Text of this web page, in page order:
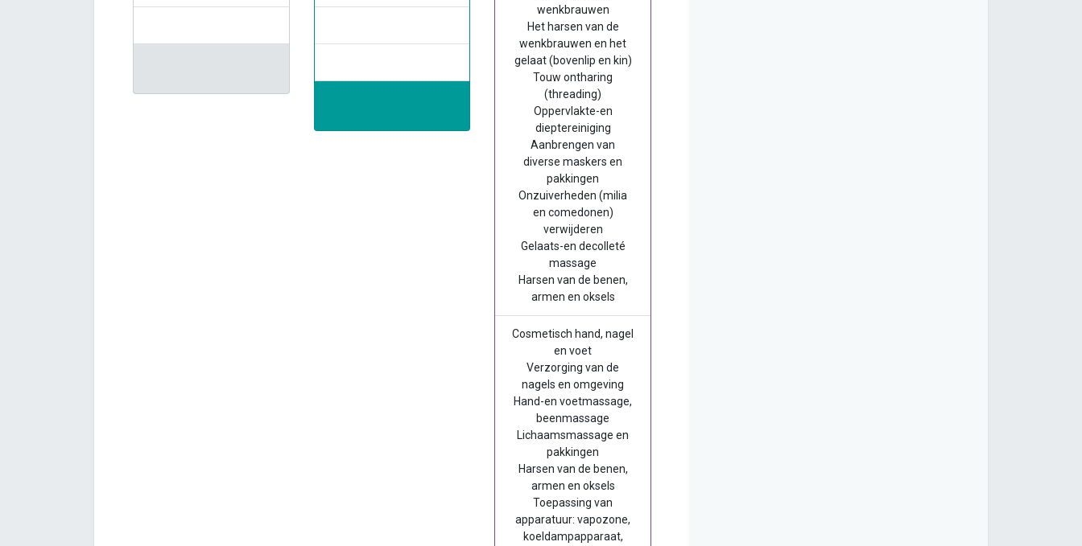
wenkbrauwen
Het harsen van de
wenkbrauwen en het
gelaat (bovenlip en kin)
Touw ontharing
(threading)
Oppervlakte-en
dieptereiniging
Aanbrengen van
diverse maskers en
pakkingen
Onzuiverheden (milia
en comedonen)
verwijderen
Gelaats-en decolleté
massage
Harsen van de benen,
armen en oksels
Cosmetisch hand, nagel
en voet
Verzorging van de
nagels en omgeving
Hand-en voetmassage,
beenmassage
Lichaamsmassage en
pakkingen
Harsen van de benen,
armen en oksels
Toepassing van
apparatuur: vapozone,
koeldampapparaat,